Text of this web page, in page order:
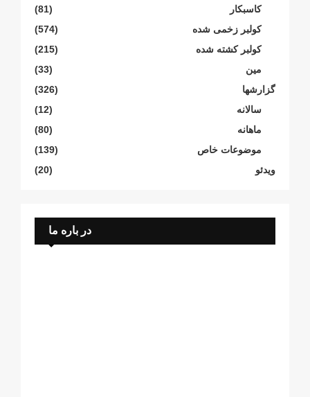
کاسبکار
(81)
کولبر زخمی شدە
(574)
کولبر کشتە شدە
(215)
مین
(33)
گزارشها
(326)
سالانە
(12)
ماهانە
(80)
موضوعات خاص
(139)
ویدئو
(20)
در باره ما